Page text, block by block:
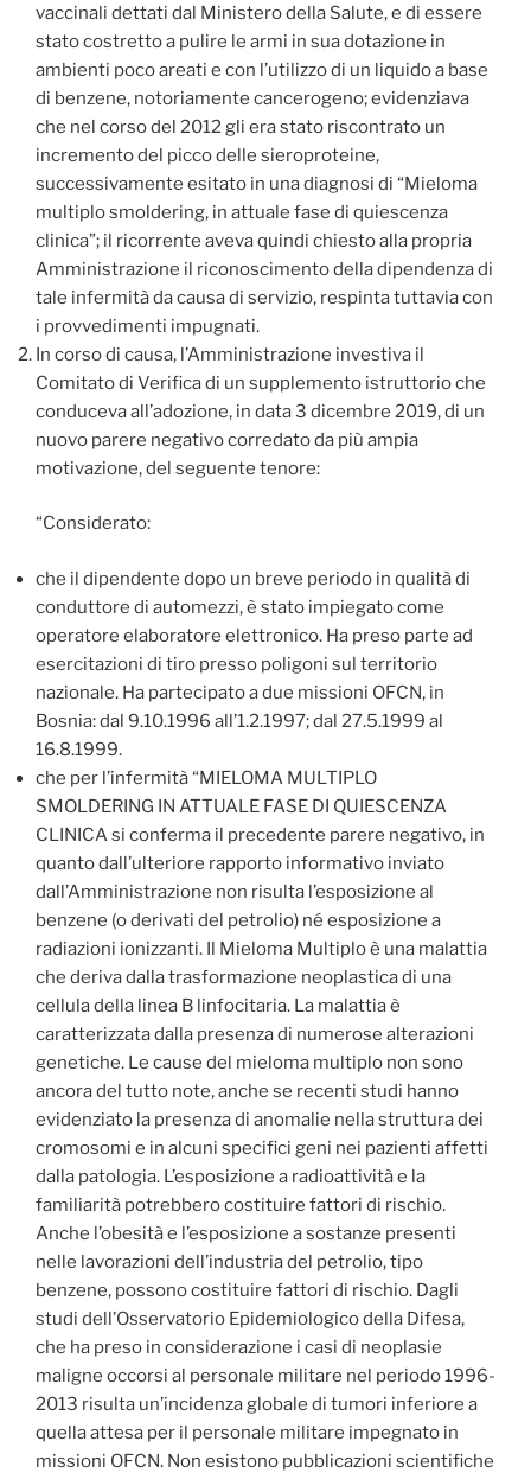
vaccinali dettati dal Ministero della Salute, e di essere
stato costretto a pulire le armi in sua dotazione in
ambienti poco areati e con l’utilizzo di un liquido a base
di benzene, notoriamente cancerogeno; evidenziava
che nel corso del 2012 gli era stato riscontrato un
incremento del picco delle sieroproteine,
successivamente esitato in una diagnosi di “Mieloma
multiplo smoldering, in attuale fase di quiescenza
clinica”; il ricorrente aveva quindi chiesto alla propria
Amministrazione il riconoscimento della dipendenza di
tale infermità da causa di servizio, respinta tuttavia con
i provvedimenti impugnati.
In corso di causa, l’Amministrazione investiva il
Comitato di Verifica di un supplemento istruttorio che
conduceva all’adozione, in data 3 dicembre 2019, di un
nuovo parere negativo corredato da più ampia
motivazione, del seguente tenore:
“Considerato:
che il dipendente dopo un breve periodo in qualità di
conduttore di automezzi, è stato impiegato come
operatore elaboratore elettronico. Ha preso parte ad
esercitazioni di tiro presso poligoni sul territorio
nazionale. Ha partecipato a due missioni OFCN, in
Bosnia: dal 9.10.1996 all’1.2.1997; dal 27.5.1999 al
16.8.1999.
che per l’infermità “MIELOMA MULTIPLO
SMOLDERING IN ATTUALE FASE DI QUIESCENZA
CLINICA si conferma il precedente parere negativo, in
quanto dall’ulteriore rapporto informativo inviato
dall’Amministrazione non risulta l’esposizione al
benzene (o derivati del petrolio) né esposizione a
radiazioni ionizzanti. Il Mieloma Multiplo è una malattia
che deriva dalla trasformazione neoplastica di una
cellula della linea B linfocitaria. La malattia è
caratterizzata dalla presenza di numerose alterazioni
genetiche. Le cause del mieloma multiplo non sono
ancora del tutto note, anche se recenti studi hanno
evidenziato la presenza di anomalie nella struttura dei
cromosomi e in alcuni specifici geni nei pazienti affetti
dalla patologia. L’esposizione a radioattività e la
familiarità potrebbero costituire fattori di rischio.
Anche l’obesità e l’esposizione a sostanze presenti
nelle lavorazioni dell’industria del petrolio, tipo
benzene, possono costituire fattori di rischio. Dagli
studi dell’Osservatorio Epidemiologico della Difesa,
che ha preso in considerazione i casi di neoplasie
maligne occorsi al personale militare nel periodo 1996-
2013 risulta un’incidenza globale di tumori inferiore a
quella attesa per il personale militare impegnato in
missioni OFCN. Non esistono pubblicazioni scientifiche